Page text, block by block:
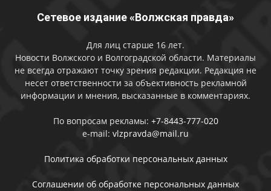
Сетевое издание «Волжская правда»
Для лиц старше 16 лет.
Новости Волжского и Волгоградской области. Материалы
не всегда отражают точку зрения редакции. Редакция не
несет ответственности за объективность рекламной
информации и мнения, высказанные в комментариях.
По вопросам рекламы: +7-8443-777-020
e-mail: vlzpravda@mail.ru
Политика обработки персональных данных
Соглашении об обработке персональных данных